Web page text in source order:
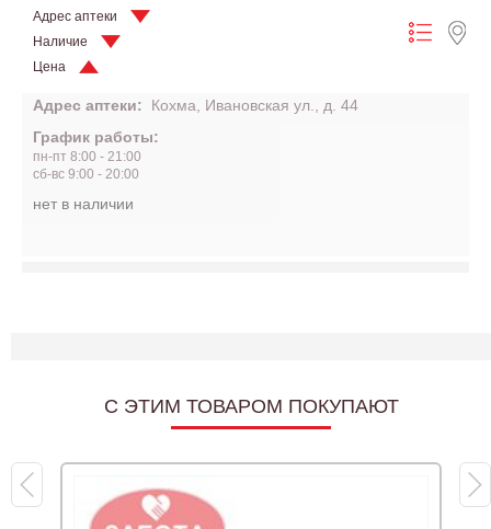
Адрес аптеки
Наличие
Цена
Адрес аптеки:
Кохма, Ивановская ул., д. 44
График работы:
пн-пт 8:00 - 21:00
сб-вс 9:00 - 20:00
нет в наличии
C ЭТИМ ТОВАРОМ ПОКУПАЮТ